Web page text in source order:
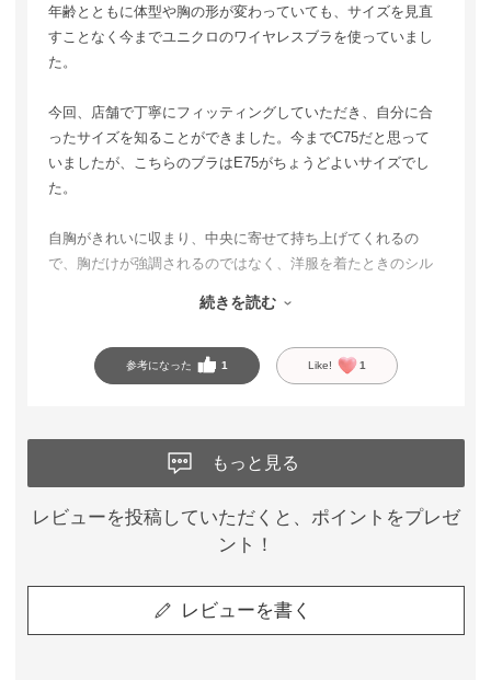
年齢とともに体型や胸の形が変わっていても、サイズを見直
すことなく今までユニクロのワイヤレスブラを使っていまし
た。
今回、店舗で丁寧にフィッティングしていただき、自分に合
ったサイズを知ることができました。今までC75だと思って
いましたが、こちらのブラはE75がちょうどよいサイズでし
た。
自胸がきれいに収まり、中央に寄せて持ち上げてくれるの
で、胸だけが強調されるのではなく、洋服を着たときのシル
てくれるのに苦しくありません。生地もさらさらしていて肌
触りがよく、暑い季節にも使いやすいところが嬉しいです。
自分に合うブラを見つけるきっかけになり、丁寧に対応して
くださった店員さんに感謝しています。
セール期間中だったので、お得に購入できて嬉しかったで
す。着け心地やシルエットがとても気に入ったので、セール
期間中にリピート購入したいと思います。
続きを読む
参考になった 1 Like! 1
もっと見る
レビューを投稿していただくと、ポイントをプレゼ
ント！
レビューを書く